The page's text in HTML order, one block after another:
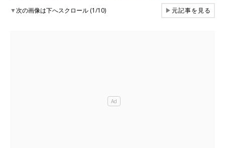
▼次の画像は下へスクロール (1/10) ▶元記事を見る